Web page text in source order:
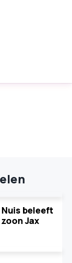
beleeft
Jax